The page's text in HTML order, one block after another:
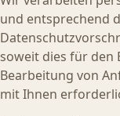
und entsprechend
soweit dies für den
Bearbeitung von
mit Ihnen